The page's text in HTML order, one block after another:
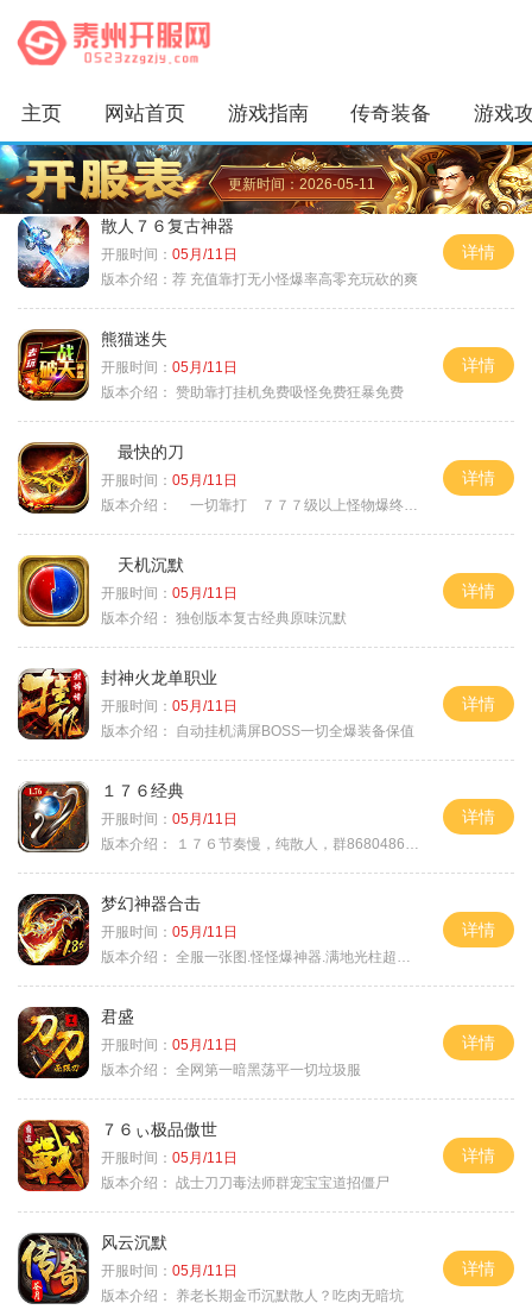
主页 网站首页 游戏指南 传奇装备 游戏
更新时间：2026-05-11
散人７６复古神器
开服时间： 05月/11日
版本介绍： 荐 充值靠打无小怪爆率高零充玩砍的爽
详情
熊猫迷失
开服时间： 05月/11日
版本介绍： 赞助靠打挂机免费吸怪免费狂暴免费
详情
最快的刀
开服时间： 05月/11日
版本介绍：
一切靠打 ７７７级以上怪物爆终极
详情
天机沉默
开服时间： 05月/11日
版本介绍： 独创版本复古经典原味沉默
详情
封神火龙单职业
开服时间： 05月/11日
版本介绍：
自动挂机满屏BOSS一切全爆装备保值
详情
１７６经典
开服时间： 05月/11日
版本介绍：
１７６节奏慢，纯散人，群868048665
详情
梦幻神器合击
开服时间： 05月/11日
版本介绍： 全服一张图.怪怪爆神器.满地光柱超激情
详情
君盛
开服时间： 05月/11日
版本介绍： 全网第一暗黑荡平一切垃圾服
详情
７６ぃ极品傲世
开服时间： 05月/11日
版本介绍： 战士刀刀毒法师群宠宝宝道招僵尸
详情
风云沉默
开服时间： 05月/11日
版本介绍：
养老长期金币沉默散人？吃肉无暗坑
详情